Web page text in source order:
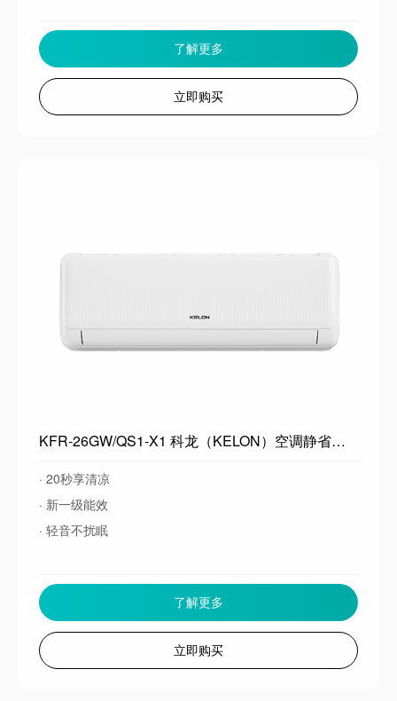
了解更多
立即购买
KFR-26GW/QS1-X1 科龙（KELON）空调静省电QS 大1匹挂机 新一级能效 卧室变频冷暖轻音大风量 以旧换新国家政府补贴 大1.5匹一级能效26QSX1
· 20秒享清凉
· 新一级能效
· 轻音不扰眠
了解更多
立即购买